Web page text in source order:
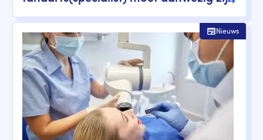
Nieuws